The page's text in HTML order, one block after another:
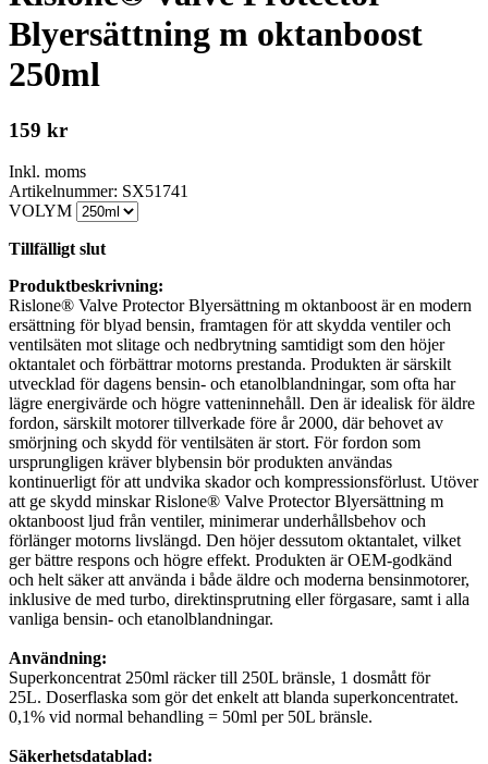
Blyersättning m oktanboost
250ml
159 kr
Inkl. moms
Artikelnummer: SX51741
VOLYM
Tillfälligt slut
Produktbeskrivning:
Rislone® Valve Protector Blyersättning m oktanboost är en modern
ersättning för blyad bensin, framtagen för att skydda ventiler och
ventilsäten mot slitage och nedbrytning samtidigt som den höjer
oktantalet och förbättrar motorns prestanda. Produkten är särskilt
utvecklad för dagens bensin- och etanolblandningar, som ofta har
lägre energivärde och högre vatteninnehåll. Den är idealisk för äldre
fordon, särskilt motorer tillverkade före år 2000, där behovet av
smörjning och skydd för ventilsäten är stort. För fordon som
ursprungligen kräver blybensin bör produkten användas
kontinuerligt för att undvika skador och kompressionsförlust. Utöver
att ge skydd minskar Rislone® Valve Protector Blyersättning m
oktanboost ljud från ventiler, minimerar underhållsbehov och
förlänger motorns livslängd. Den höjer dessutom oktantalet, vilket
ger bättre respons och högre effekt. Produkten är OEM-godkänd
och helt säker att använda i både äldre och moderna bensinmotorer,
inklusive de med turbo, direktinsprutning eller förgasare, samt i alla
vanliga bensin- och etanolblandningar.
Användning:
Superkoncentrat 250ml räcker till 250L bränsle, 1 dosmått för
25L. Doserflaska som gör det enkelt att blanda superkoncentratet.
0,1% vid normal behandling = 50ml per 50L bränsle.
Säkerhetsdatablad: